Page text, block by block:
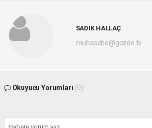
SADIK HALLAÇ
muhasebe@gozde.tv
Okuyucu Yorumları (0)